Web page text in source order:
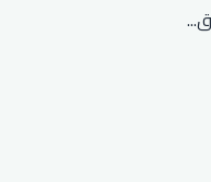
...